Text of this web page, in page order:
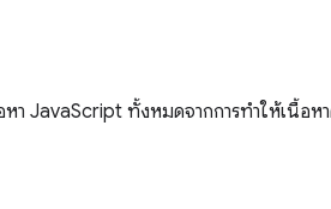
า JavaScript ทั้งหมดจากการทำให้เนื้อห